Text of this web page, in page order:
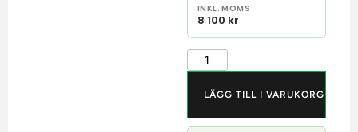
INKL. MOMS
8 100 kr
LÄGG TILL I VARUKORG